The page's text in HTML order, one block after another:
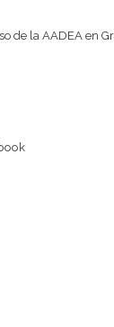
de la AADEA en